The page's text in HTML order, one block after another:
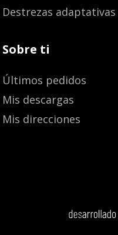
Destrezas adaptativas
Sobre ti
Últimos pedidos
Mis descargas
Mis direcciones